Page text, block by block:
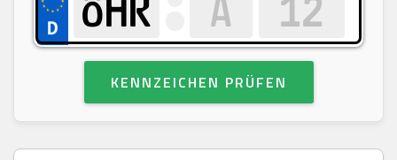
KENNZEICHEN PRÜFEN